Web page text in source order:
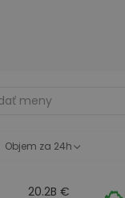
príležitosti
pre optimálny
Objem za 24h
20.2B €